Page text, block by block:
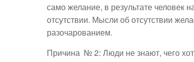
само желание, в результате человек
отсутствии. Мысли об отсутствии
разочарованием.
Причина № 2: Люди не знают, чего